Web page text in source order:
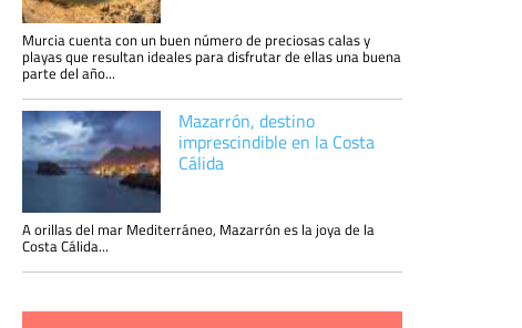
Murcia cuenta con un buen número de preciosas calas y
playas que resultan ideales para disfrutar de ellas una buena
parte del año...
Mazarrón, destino
imprescindible en la Costa
Cálida
A orillas del mar Mediterráneo, Mazarrón es la joya de la
Costa Cálida...